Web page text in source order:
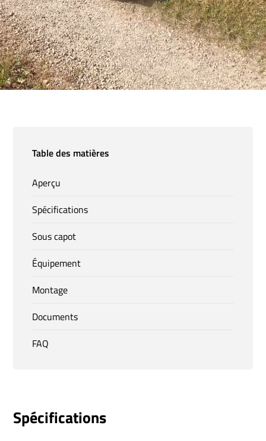
Table des matières
Aperçu
Spécifications
Sous capot
Équipement
Montage
Documents
FAQ
Spécifications